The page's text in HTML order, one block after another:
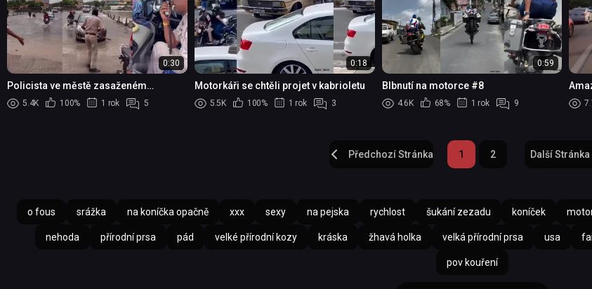
0:30
Policista ve městě zasaženém
povodněmi fackuje porušovatele
dopravních předpisů
5.4K 100% 1 rok 5
0:18
Motorkáři se chtěli projet v kabrioletu
5.5K 100% 1 rok 3
0:59
Blbnutí na motorce #8
4.6K 68% 1 rok 9
Předchozí Stránka 1 2 Další Stránka
o fous srážka na koníčka opačně xxx sexy na pejska rychlost šukání zezadu koníček
nehoda přírodní prsa pád velké přírodní kozy kráska žhavá holka velká přírodní prsa usa fail
pov kouření